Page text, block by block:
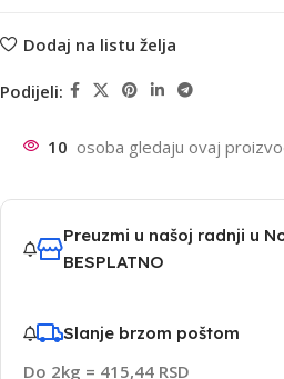
Dodaj na listu želja
Podijeli:
10 osoba gledaju ovaj
Preuzmi u našoj radnji u
BESPLATNO
Slanje brzom poštom
Do 2kg = 415,44 RSD